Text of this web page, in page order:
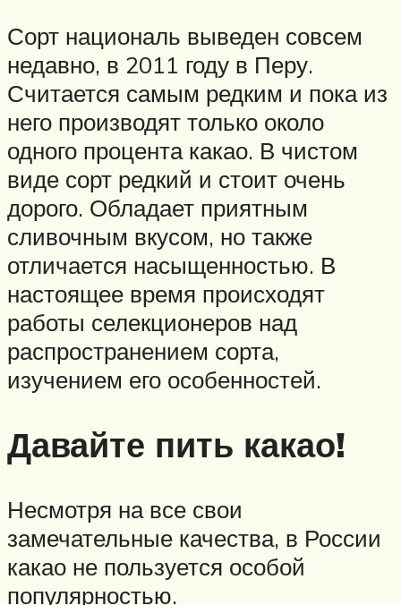
Сорт националь выведен совсем
недавно, в 2011 году в Перу.
Считается самым редким и пока из
него производят только около
одного процента какао. В чистом
виде сорт редкий и стоит очень
дорого. Обладает приятным
сливочным вкусом, но также
отличается насыщенностью. В
настоящее время происходят
работы селекционеров над
распространением сорта,
изучением его особенностей.
Давайте пить какао!
Несмотря на все свои
замечательные качества, в России
какао не пользуется особой
популярностью.